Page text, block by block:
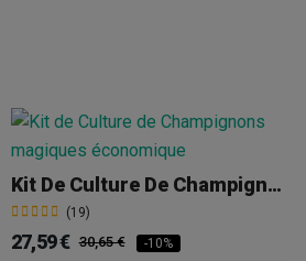
Kit De Culture De Champignons Magiques Économique
(19)
27,59 € 30,65 € -10%